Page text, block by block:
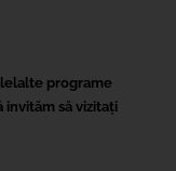
programe
invităm să vizitați